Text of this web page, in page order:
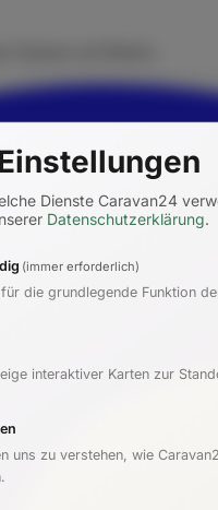
Dienste Caravan24
Datenschutzerklärung.
(immer erforderlich)
die grundlegende Funktion
interaktiver Karten zur
uns zu verstehen, wie